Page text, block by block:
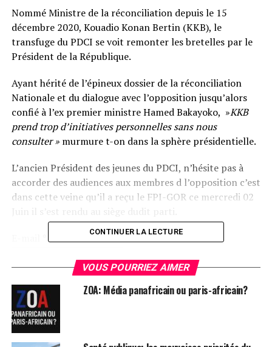
Nommé Ministre de la réconciliation depuis le 15
décembre 2020, Kouadio Konan Bertin (KKB), le
transfuge du PDCI se voit remonter les bretelles par le
Président de la République.
Ayant hérité de l’épineux dossier de la réconciliation
Nationale et du dialogue avec l’opposition jusqu’alors
confié à l’ex premier ministre Hamed Bakayoko, »KKB
prend trop d’initiatives personnelles sans nous
consulter »murmure t-on dans la sphère présidentielle.
L’ancien Président des jeunes du PDCI, n’hésite pas à
accorder des audiences aux membres d l’opposition c’est
dans cette veine qu’il a reçu le FPI-GOR ce mercredi 02
CONTINUER LA LECTURE
VOUS POURRIEZ AIMER
ZOA: Média panafricain ou paris-africain?